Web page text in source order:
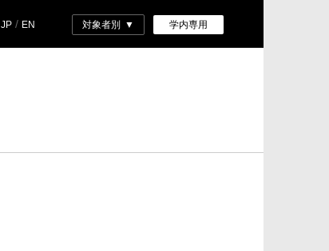
JP / EN 対象者別 学内専用